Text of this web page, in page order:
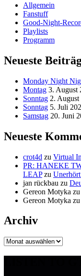
Allgemein
Fanstuff
Good-Night-
Playlists
Programm
Neueste
Monday Night
Montag 3. August
Sonntag 2. August
Sonntag 5. Juli
Samstag 20. Juni
Neueste
crot4d zu Virtual
PR: HANEKE
LEAPzu
jan rückbau zu
Gereon Motyka zu
Gereon Motyka zu
Archiv
Archiv